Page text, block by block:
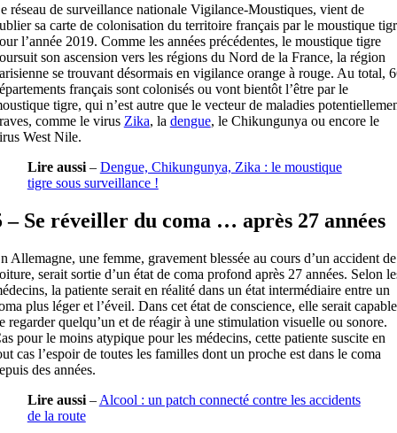
réseau de surveillance nationale Vigilance-Moustiques, vient de
sa carte de colonisation du territoire français par le moustique
l’année 2019. Comme les années précédentes, le moustique tigre
son ascension vers les régions du Nord de la France, la région
se trouvant désormais en vigilance orange à rouge. Au total,
français sont colonisés ou vont bientôt l’être par le
tigre, qui n’est autre que le vecteur de maladies
comme le virus Zika, la dengue, le Chikungunya ou encore le
West Nile.
Lire aussi– Dengue, Chikungunya, Zika : le moustique
tigre sous surveillance !
– Se réveiller du coma … après 27 années
Allemagne, une femme, gravement blessée au cours d’un accident de
serait sortie d’un état de coma profond après 27 années. Selon
la patiente serait en réalité dans un état intermédiaire entre un
plus léger et l’éveil. Dans cet état de conscience, elle serait capable
regarder quelqu’un et de réagir à une stimulation visuelle ou sonore.
pour le moins atypique pour les médecins, cette patiente suscite en
cas l’espoir de toutes les familles dont un proche est dans le coma
des années.
Lire aussi– Alcool : un patch connecté contre les accidents
de la route